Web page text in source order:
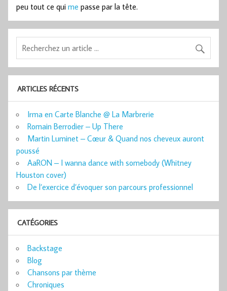
peu tout ce qui me passe par la tête.
ARTICLES RÉCENTS
Irma en Carte Blanche @ La Marbrerie
Romain Berrodier – Up There
Martin Luminet – Cœur & Quand nos cheveux auront
poussé
AaRON – I wanna dance with somebody (Whitney
Houston cover)
De l’exercice d’évoquer son parcours professionnel
CATÉGORIES
Backstage
Blog
Chansons par thème
Chroniques